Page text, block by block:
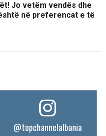
Jo vetëm vendës dhe
në preferencat e të
@topchannelalbania